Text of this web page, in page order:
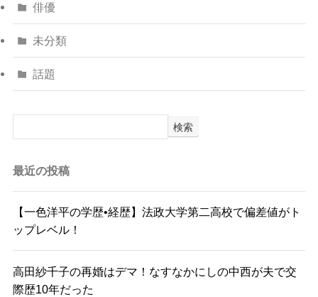
俳優
未分類
話題
検索
最近の投稿
【一色洋平の学歴•経歴】法政大学第二高校で偏差値がト
ップレベル！
高田紗千子の再婚はデマ！なすなかにしの中西が夫で交
際歴10年だった